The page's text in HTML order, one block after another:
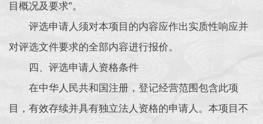
目概况及要求”。
评选申请人须对本项目的内容应作出实质性响应并
对评选文件要求的全部内容进行报价。
四、评选申请人资格条件
在中华人民共和国注册，登记经营范围包含此项
目，有效存续并具有独立法人资格的申请人。本项目不